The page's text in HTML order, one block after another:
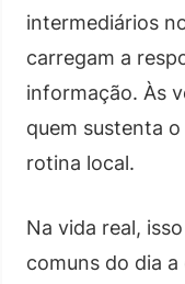
intermediários
carregam a
informação. Às
quem sustenta
rotina local.
Na vida real,
comuns do dia